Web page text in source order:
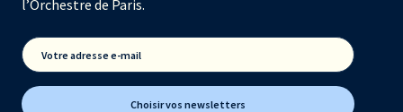
l’Orchestre de Paris.
Votre adresse e-mail
Choisir vos newsletters